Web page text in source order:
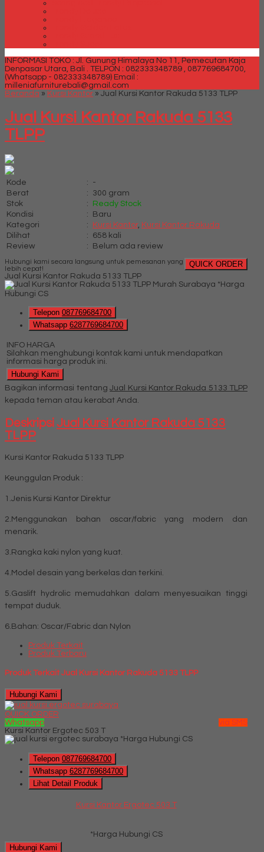
INFORMASI TOKO : Jl. Gunung Himalaya No 11, Pemecutan Kaja
Denpasar Utara, Bali . TELPON : 082333348789 , 087769684700,
(Whatsapp - 082333348789) Email :
milleniafurniturebali@gmail.com
Beranda » Kursi Kantor » Jual Kursi Kantor Rakuda 5133 TLPP
Jual Kursi Kantor Rakuda 5133
TLPP
Kode :
-
Berat
:
300 gram
Stok
:
Ready Stock
Kondisi
:
Baru
Kategori
: Kursi Kantor, Kursi Kantor Rakuda
Dilihat
:
658 kali
Review
: Belum ada review
QUICK ORDER
Hubungi kami secara langsung untuk pemesanan yang
lebih cepat!
Jual Kursi Kantor Rakuda 5133 TLPP
*Harga
Hubungi CS
Telepon 087769684700
Whatsapp 6287769684700
INFO HARGA
Silahkan menghubungi kontak kami untuk mendapatkan
informasi harga produk ini.
Hubungi Kami
Bagikan informasi tentangJual Kursi Kantor Rakuda 5133 TLPP
kepada teman atau kerabat Anda.
DeskripsiJual Kursi Kantor Rakuda 5133
TLPP
Kursi Kantor Rakuda 5133 TLPP
Keunggulan Produk :
1.Jenis Kursi Kantor Direktur
2.Menggunakan bahan oscar/fabric yang modern dan
menarik.
3.Rangka kaki nylon yang kuat.
4.Model desain yang berkelas dan terkini.
5.Gaslift hydrolic memudahkan dalam menyesuaikan tinggi
tempat duduk.
6.Bahan: Oscar/Fabric dan Nylon
Produk Terkait
Produk Terbaru
Produk Terkait Jual Kursi Kantor Rakuda 5133 TLPP
Hubungi Kami
QUICK ORDER
Whatsapp
via SMS
Kursi Kantor Ergotec 503 T
*Harga Hubungi CS
Telepon 087769684700
Whatsapp 6287769684700
Lihat Detail Produk
Kursi Kantor Ergotec 503 T
*Harga Hubungi CS
Hubungi Kami